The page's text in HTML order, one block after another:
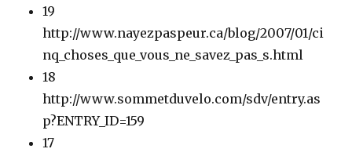
19
http://www.nayezpaspeur.ca/blog/2007/01/ci
nq_choses_que_vous_ne_savez_pas_s.html
18
http://www.sommetduvelo.com/sdv/entry.as
p?ENTRY_ID=159
17